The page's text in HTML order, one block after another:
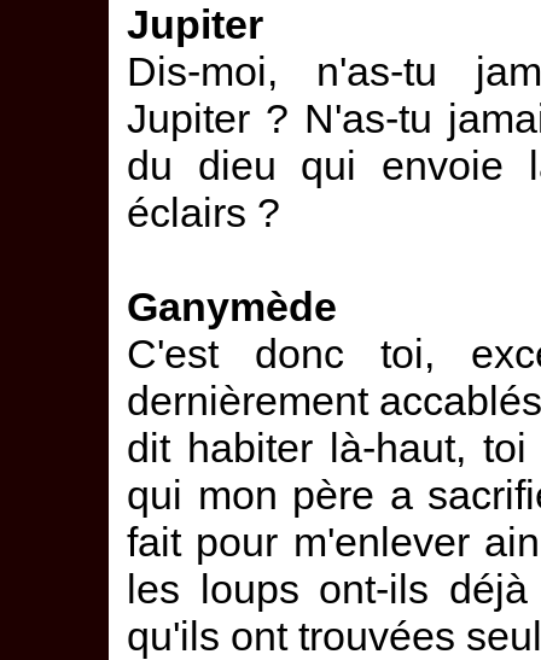
Jupiter
Dis-moi, n'as-tu
Jupiter ? N'as-tu
du dieu qui envoie
éclairs ?
Ganymède
C'est donc toi,
dernièrement
dit habiter là-haut,
qui mon père a
fait pour m'enlever
les loups ont-ils
qu'ils ont trouvées